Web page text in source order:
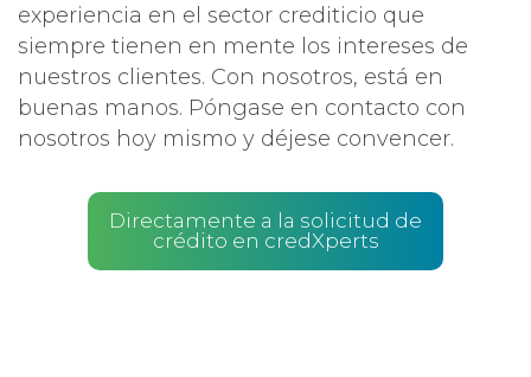
experiencia en el sector crediticio que
siempre tienen en mente los intereses de
nuestros clientes. Con nosotros, está en
buenas manos. Póngase en contacto con
nosotros hoy mismo y déjese convencer.
Directamente a la solicitud de
crédito en credXperts